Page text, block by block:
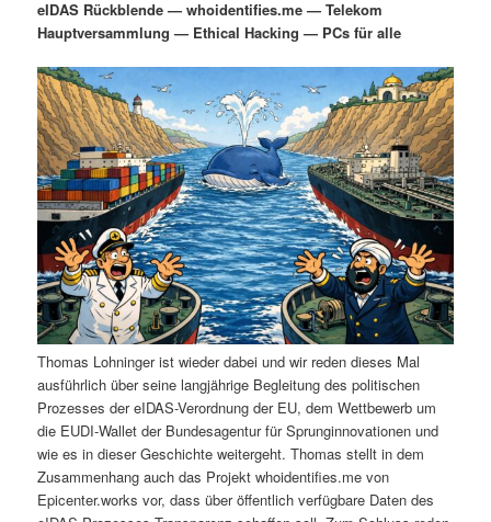
m
ä
r
e
n
I
n
h
a
l
t
u
n
d
ä
r
e
n
I
n
h
a
s
n
a
v
i
g
a
t
i
o
n
eIDAS Rückblende — whoidentifies.me — Telekom
Hauptversammlung — Ethical Hacking — PCs für alle
Thomas Lohninger ist wieder dabei und wir reden dieses Mal
ausführlich über seine langjährige Begleitung des politischen
Prozesses der eIDAS-Verordnung der EU, dem Wettbewerb um
die EUDI-Wallet der Bundesagentur für Sprunginnovationen und
wie es in dieser Geschichte weitergeht. Thomas stellt in dem
Zusammenhang auch das Projekt whoidentifies.me von
Epicenter.works vor, dass über öffentlich verfügbare Daten des